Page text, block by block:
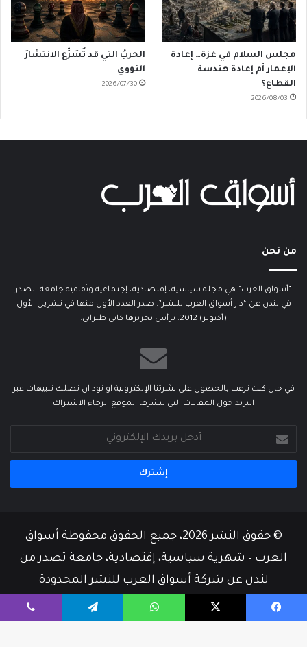
مجلس السلام في غزة… إعادة
الإعمار أم إعادة هندسة
القطاع؟
2026/08/03
الحربُ التي قد تُسَرِّع الانتشارَ
النووي
2026/07/30
من نحن
“أسواق العرب” هي مجلة سياسية، إقتصادية، إجتماعية وثقافية جامعة، تصدر
في لندن عن “دار أسواق العرب للنشر”. صدر العدد الأول منها في تشرين الأول
(أكتوبر) 2012. يرأس تحريرها كابي طبراني.
في حال كنت ترغب بالحصول على نشرتنا الإلكترونية او تود ان تصلك تنبيهات عبر
البريد حول المقالات التي ينشرها الموقع الرجاء الاشتراك
بريدك
الإلكتروني
© حقوق النشر 2026، جميع الحقوق محفوظة أسواق
العرب – شهرية سياسية، إقتصادية، جامعة تصدر من
لندن عن شركة أسواق العرب للنشر المحدودة
من نحن أسرة التحرير إتصل بنا
فيسبوك ‫X واتساب تيلقرام ڤايبر